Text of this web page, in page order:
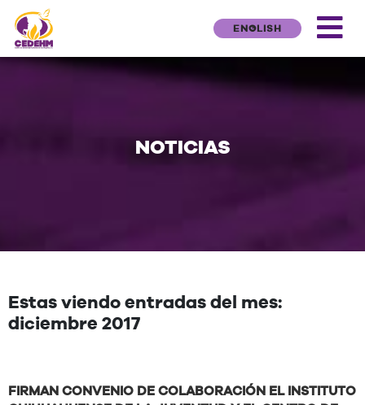
ENGLISH
NOTICIAS
Estas viendo entradas del mes:
diciembre 2017
FIRMAN CONVENIO DE COLABORACIÓN EL INSTITUTO